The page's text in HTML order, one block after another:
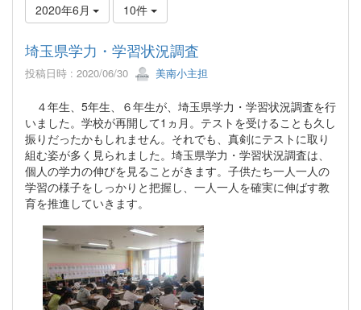
2020年6月 10件
埼玉県学力・学習状況調査
投稿日時 : 2020/06/30 美南小主担
４年生、5年生、６年生が、埼玉県学力・学習状況調査を行
いました。学校が再開して1ヵ月。テストを受けることも久し
振りだったかもしれません。それでも、真剣にテストに取り
組む姿が多く見られました。埼玉県学力・学習状況調査は、
個人の学力の伸びを見ることがきます。子供たち一人一人の
学習の様子をしっかりと把握し、一人一人を確実に伸ばす教
育を推進していきます。